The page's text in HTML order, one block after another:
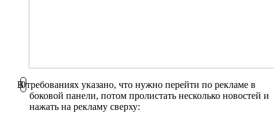
В требованиях указано, что нужно перейти по рекламе в
боковой панели, потом пролистать несколько новостей и
нажать на рекламу сверху: